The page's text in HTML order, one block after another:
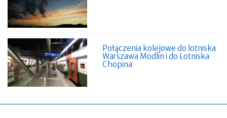
Połączenia kolejowe do lotniska
Warszawa Modlin i do Lotniska
Chopina